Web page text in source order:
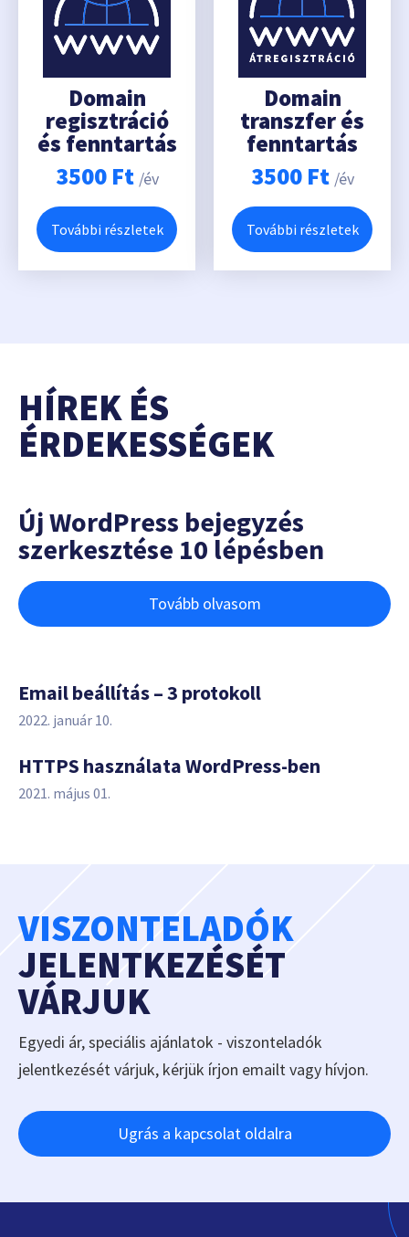
Domain
regisztráció
és fenntartás
3500 Ft /év
További részletek
Domain
transzfer és
fenntartás
3500 Ft /év
További részletek
HÍREK ÉS
ÉRDEKESSÉGEK
Új WordPress bejegyzés
szerkesztése 10 lépésben
Tovább olvasom
Email beállítás – 3 protokoll
2022. január 10.
HTTPS használata WordPress-ben
2021. május 01.
VISZONTELADÓK
JELENTKEZÉSÉT
VÁRJUK
Egyedi ár, speciális ajánlatok - viszonteladók
jelentkezését várjuk, kérjük írjon emailt vagy hívjon.
Ugrás a kapcsolat oldalra